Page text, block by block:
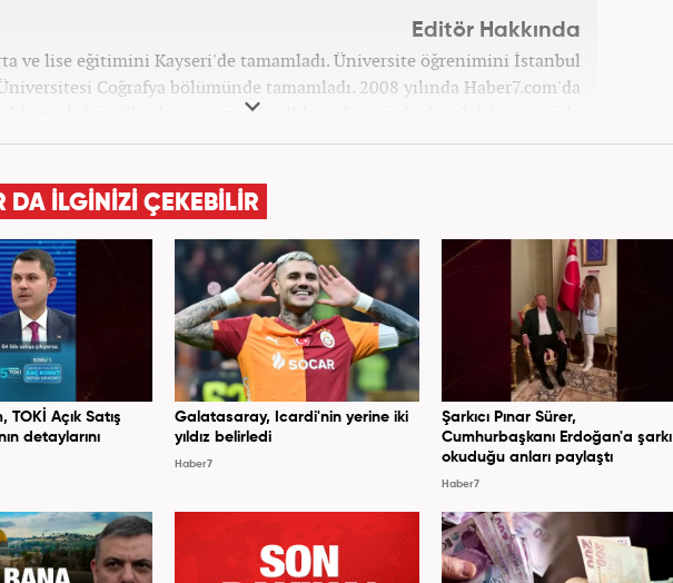
Editör Hakkında
ve lise eğitimini Kayseri'de tamamladı. Üniversite öğrenimini İstanbul
Coğrafya bölümünde tamamladı. 2008 yılında Haber7.com'da
mesleğine ilk adımını attı. 15 yıllık profesyonel editörlük kariyerinde
görev yaptı. Meslek hayatına Haber7.com'da 'Güncel/Siyaset
DA İLGİNİZİ ÇEKEBİLİR
TOKİ Açık Satış
detaylarını
Galatasaray, Icardi'nin yerine iki
yıldız belirledi
Haber7
Şarkıcı Pınar Sürer,
Cumhurbaşkanı Erdoğan'a şarkı
okuduğu anları paylaştı
Haber7